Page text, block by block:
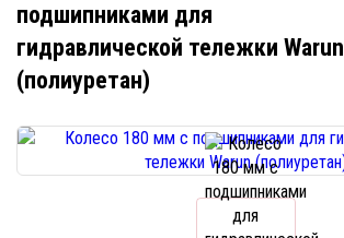
подшипниками для
гидравлической тележки Warun
(полиуретан)